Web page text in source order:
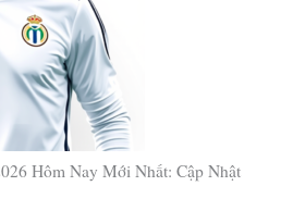
Hôm Nay Mới Nhất: Cập Nhật